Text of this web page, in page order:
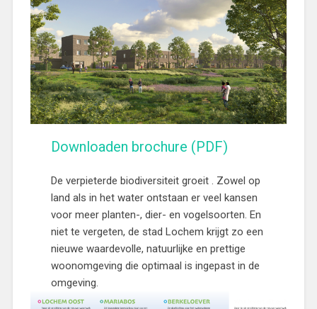
Downloaden brochure (PDF)
De verpieterde biodiversiteit groeit . Zowel op
land als in het water ontstaan er veel kansen
voor meer planten-, dier- en vogelsoorten. En
niet te vergeten, de stad Lochem krijgt zo een
nieuwe waardevolle, natuurlijke en prettige
woonomgeving die optimaal is ingepast in de
omgeving.